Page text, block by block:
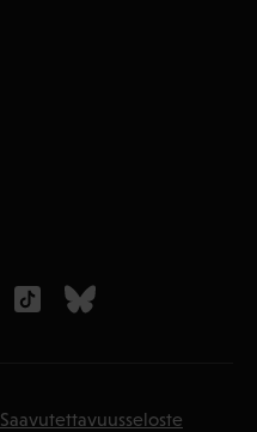
Saavutettavuusseloste